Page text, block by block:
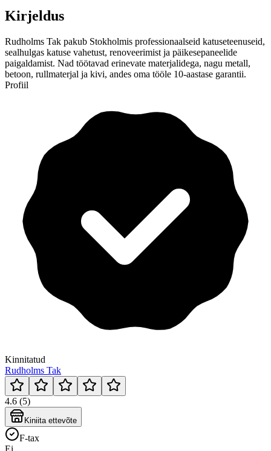
Kirjeldus
Rudholms Tak pakub Stokholmis professionaalseid katuseteenuseid,
sealhulgas katuse vahetust, renoveerimist ja päikesepaneelide
paigaldamist. Nad töötavad erinevate materjalidega, nagu metall,
betoon, rullmaterjal ja kivi, andes oma tööle 10-aastase garantii.
Profiil
Kinnitatud
Rudholms Tak
4.6 (5)
Kiniita ettevõte
F-tax
Ei